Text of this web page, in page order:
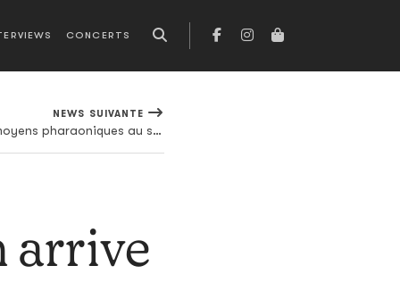
CONCERTS
NEWS SUIVANTE
Le Super Bowl de Dr. Dre : des moyens pharaoniques au service d'un show bâclé
arrive